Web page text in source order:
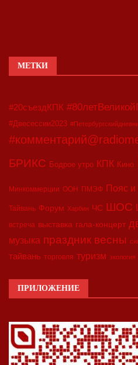
МЕТКИ
#20съездКПК
#Двесессии2023
БРИКС Бодрое утро КПК Кино
Минкоммерции ООН ПМЭФ Пояс и
Тайвань Форум Харбин ЧС ШОС
встреча выставка гала-концерт
музыка праздник весны
тайвань торговля туризм экология
ПРИЛОЖЕНИЕ